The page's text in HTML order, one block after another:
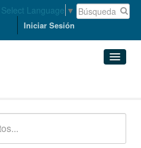
Select Language ▼
Iniciar Sesión